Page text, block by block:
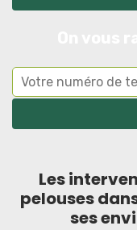
Les
pelouses
ses